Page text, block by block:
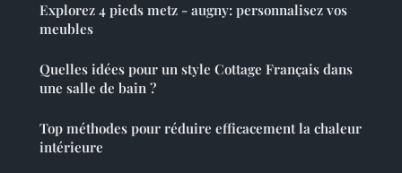
Explorez 4 pieds metz - augny: personnalisez vos
meubles
Quelles idées pour un style Cottage Français dans
une salle de bain ?
Top méthodes pour réduire efficacement la chaleur
intérieure